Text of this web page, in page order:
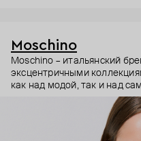
Moschino
Moschino – итальянский
эксцентричными
как над модой, так и над
мгновенно становящиеся
выходы селебрити
бале Института костюма
коллаборации с самыми